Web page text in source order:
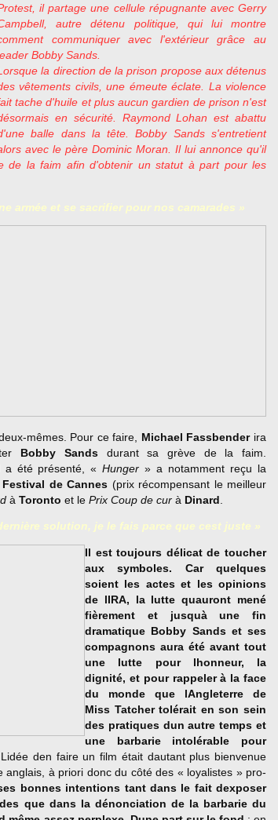
il partage une cellule répugnante avec Gerry
autre détenu politique, qui lui montre
communiquer avec l'extérieur grâce au
Bobby Sands.
la direction de la prison propose aux détenus
vêtements civils, une émeute éclate. La violence
tache d'huile et plus aucun gardien de prison n'est
en sécurité. Raymond Lohan est abattu
balle dans la tête. Bobby Sands s'entretient
avec le père Dominic Moran. Il lui annonce qu'il
de la faim afin d'obtenir un statut à part pour les
armée et se sacrifier pour nos camarades »
mêmes. Pour ce faire, Michael Fassbenderira
Bobby Sandsdurant sa grève de la faim.
a été présenté, «Hunger » a notamment reçu la
Festival de Cannes (prix récompensant le meilleur
à Toronto et le Prix Coup de cur à Dinard
solution, je le fais parce que cest juste »
Il est toujours délicat de toucher
aux symboles. Car quelques
soient les actes et les opinions
de lIRA, la lutte quauront mené
fièrement et jusquà une fin
dramatique Bobby Sands et ses
compagnons aura été avant tout
une lutte pour lhonneur, la
dignité, et pour rappeler à la face
du monde que lAngleterre de
Miss Tatcher tolérait en son sein
des pratiques dun autre temps et
une barbarie intolérable pour
den faire un film était dautant plus bienvenue
anglais, à priori donc du côté des « loyalistes » pro-
bonnes intentions tant dans le fait dexposer
que dans la dénonciation de la barbarie du